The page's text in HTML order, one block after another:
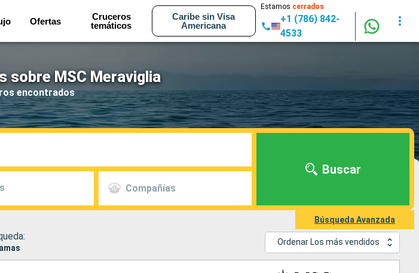
Ofertas
Cruceros
temáticos
Caribe sin Visa
Americana
Estamos cerrados
+1 (786) 842-
4533
sobre MSC Meraviglia
encontrados
Compañías
Buscar
Búsqueda Avanzada
Ordenar Los más vendidos